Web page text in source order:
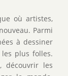
où artistes,
Parmi
à dessiner
les plus folles.
découvrir les